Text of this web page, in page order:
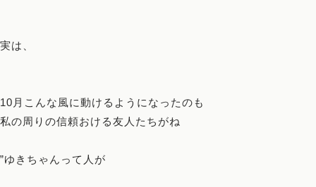
実は、
10月こんな風に動けるようになったのも
私の周りの信頼おける友人たちがね
”ゆきちゃんって人が